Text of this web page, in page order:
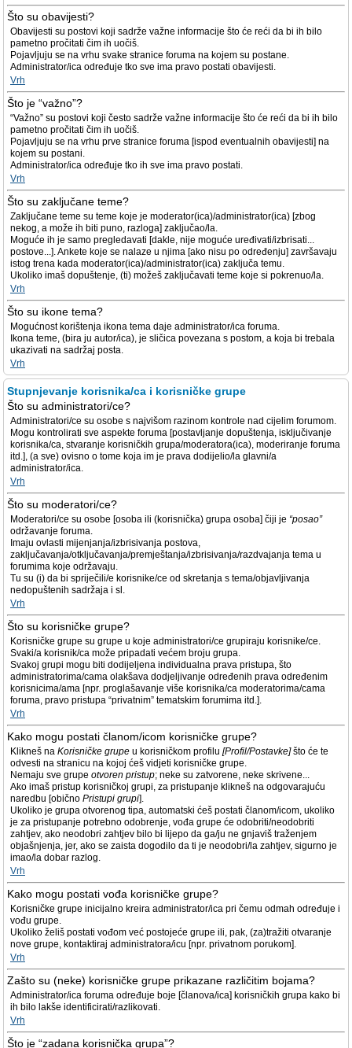
Što su obavijesti?
Obavijesti su postovi koji sadrže važne informacije što će reći da bi ih bilo
pametno pročitati čim ih uočiš.
Pojavljuju se na vrhu svake stranice foruma na kojem su postane.
Administrator/ica određuje tko sve ima pravo postati obavijesti.
Vrh
Što je “važno”?
“Važno” su postovi koji često sadrže važne informacije što će reći da bi ih bilo
pametno pročitati čim ih uočiš.
Pojavljuju se na vrhu prve stranice foruma [ispod eventualnih obavijesti] na
kojem su postani.
Administrator/ica određuje tko ih sve ima pravo postati.
Vrh
Što su zaključane teme?
Zaključane teme su teme koje je moderator(ica)/administrator(ica) [zbog
nekog, a može ih biti puno, razloga] zaključao/la.
Moguće ih je samo pregledavati [dakle, nije moguće uređivati/izbrisati...
postove...]. Ankete koje se nalaze u njima [ako nisu po određenju] završavaju
istog trena kada moderator(ica)/administrator(ica) zaključa temu.
Ukoliko imaš dopuštenje, (ti) možeš zaključavati teme koje si pokrenuo/la.
Vrh
Što su ikone tema?
Mogućnost korištenja ikona tema daje administrator/ica foruma.
Ikona teme, (bira ju autor/ica), je sličica povezana s postom, a koja bi trebala
ukazivati na sadržaj posta.
Vrh
Stupnjevanje korisnika/ca i korisničke grupe
Što su administratori/ce?
Administratori/ce su osobe s najvišom razinom kontrole nad cijelim forumom.
Mogu kontrolirati sve aspekte foruma [postavljanje dopuštenja, isključivanje
korisnika/ca, stvaranje korisničkih grupa/moderatora(ica), moderiranje foruma
itd.], (a sve) ovisno o tome koja im je prava dodijelio/la glavni/a
administrator/ica.
Vrh
Što su moderatori/ce?
Moderatori/ce su osobe [osoba ili (korisnička) grupa osoba] čiji je “posao”
održavanje foruma.
Imaju ovlasti mijenjanja/izbrisivanja postova,
zaključavanja/otključavanja/premještanja/izbrisivanja/razdvajanja tema u
forumima koje održavaju.
Tu su (i) da bi spriječili/e korisnike/ce od skretanja s tema/objavljivanja
nedopuštenih sadržaja i sl.
Vrh
Što su korisničke grupe?
Korisničke grupe su grupe u koje administratori/ce grupiraju korisnike/ce.
Svaki/a korisnik/ca može pripadati većem broju grupa.
Svakoj grupi mogu biti dodijeljena individualna prava pristupa, što
administratorima/cama olakšava dodjeljivanje određenih prava određenim
korisnicima/ama [npr. proglašavanje više korisnika/ca moderatorima/cama
foruma, pravo pristupa “privatnim” tematskim forumima itd.].
Vrh
Kako mogu postati članom/icom korisničke grupe?
Klikneš na Korisničke grupe u korisničkom profilu [Profil/Postavke]što će te
odvesti na stranicu na kojoj ćeš vidjeti korisničke grupe.
Nemaju sve grupe otvoren pristup; neke su zatvorene, neke skrivene...
Ako imaš pristup korisničkoj grupi, za pristupanje klikneš na odgovarajuću
naredbu [obično Pristupi grupi].
Ukoliko je grupa otvorenog tipa, automatski ćeš postati članom/icom, ukoliko
je za pristupanje potrebno odobrenje, vođa grupe će odobriti/neodobriti
zahtjev, ako neodobri zahtjev bilo bi lijepo da ga/ju ne gnjaviš traženjem
objašnjenja, jer, ako se zaista dogodilo da ti je neodobri/la zahtjev, sigurno je
imao/la dobar razlog.
Vrh
Kako mogu postati vođa korisničke grupe?
Korisničke grupe inicijalno kreira administrator/ica pri čemu odmah određuje i
vođu grupe.
Ukoliko želiš postati vođom već postojeće grupe ili, pak, (za)tražiti otvaranje
nove grupe, kontaktiraj administratora/icu [npr. privatnom porukom].
Vrh
Zašto su (neke) korisničke grupe prikazane različitim bojama?
Administrator/ica foruma određuje boje [članova/ica] korisničkih grupa kako bi
ih bilo lakše identificirati/razlikovati.
Vrh
Što je “zadana korisnička grupa”?